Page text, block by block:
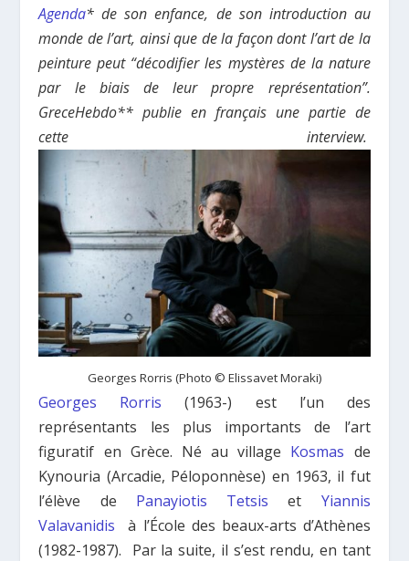
Agenda* de son enfance, de son introduction au
monde de l’art, ainsi que de la façon dont l’art de la
peinture peut “décodifier les mystères de la nature
par le biais de leur propre représentation”.
GreceHebdo** publie en français une partie de
cette interview.
Georges Rorris (Photo © Elissavet Moraki)
Georges Rorris (1963-) est l’un des
représentants les plus importants de l’art
figuratif en Grèce. Né au village Kosmas de
Kynouria (Arcadie, Péloponnèse) en 1963, il fut
l’élève de Panayiotis Tetsis et Yiannis
Valavanidis à l’École des beaux-arts d’Athènes
(1982-1987). Par la suite, il s’est rendu, en tant